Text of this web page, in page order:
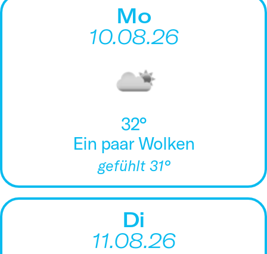
Mo
10.08.26
32°
Ein paar Wolken
gefühlt 31°
Di
11.08.26